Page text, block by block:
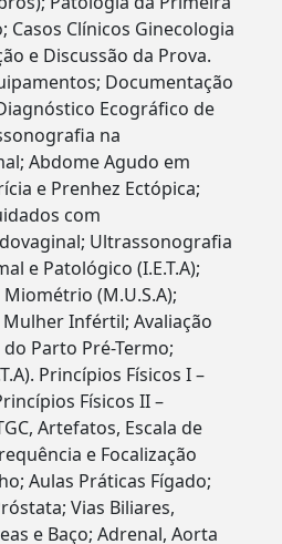
Casos Clínicos Ginecologia
e Discussão da Prova.
Documentação
Ecográfico de
na
Abdome Agudo em
e Prenhez Ectópica;
com
Ultrassonografia
e Patológico (I.E.T.A);
(M.U.S.A);
Infértil; Avaliação
Parto Pré-Termo;
Princípios Físicos I –
Físicos II –
Artefatos, Escala de
e Focalização
Aulas Práticas Fígado;
Vias Biliares,
e Baço; Adrenal, Aorta